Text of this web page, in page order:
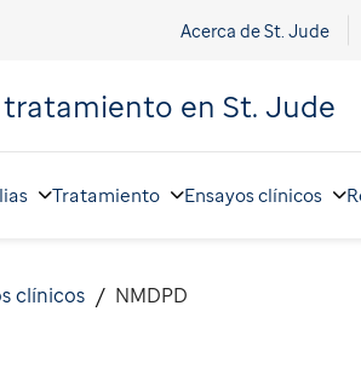
Acerca de St. Jude
en St. Jude
Tratamiento Ensayos clínicos
clínicos NMDPD